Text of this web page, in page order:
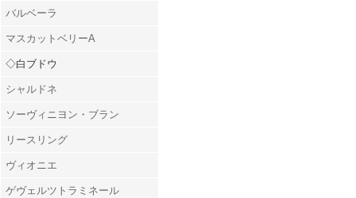
バルベーラ
マスカットベリーA
◇白ブドウ
シャルドネ
ソーヴィニヨン・ブラン
リースリング
ヴィオニエ
ゲヴェルツトラミネール